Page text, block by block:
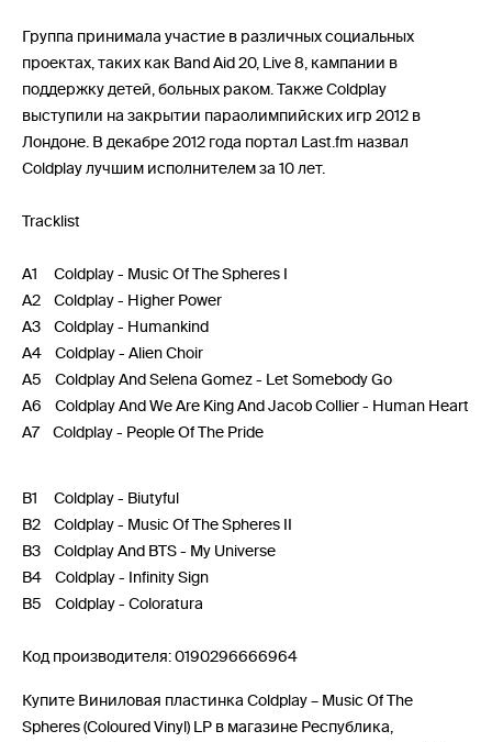
Группа принимала участие в различных социальных
проектах, таких как Band Aid 20, Live 8, кампании в
поддержку детей, больных раком. Также Coldplay
выступили на закрытии параолимпийских игр 2012 в
Лондоне. В декабре 2012 года портал Last.fm назвал
Coldplay лучшим исполнителем за 10 лет.
Tracklist
A1 Coldplay - Music Of The Spheres I
A2 Coldplay - Higher Power
A3 Coldplay - Humankind
A4 Coldplay - Alien Choir
A5 Coldplay And Selena Gomez - Let Somebody Go
A6 Coldplay And We Are King And Jacob Collier - Human Heart
A7 Coldplay - People Of The Pride
B1 Coldplay - Biutyful
B2 Coldplay - Music Of The Spheres II
B3 Coldplay And BTS - My Universe
B4 Coldplay - Infinity Sign
B5 Coldplay - Coloratura
Код производителя: 0190296666964
Купите Виниловая пластинка Coldplay – Music Of The
Spheres (Coloured Vinyl) LP в магазине Республика,